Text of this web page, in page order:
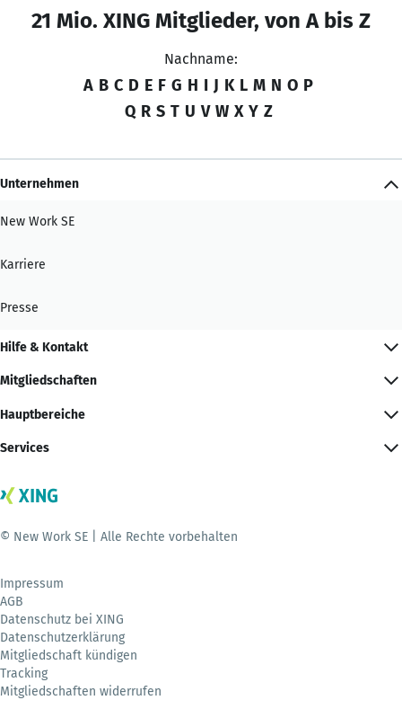
21 Mio. XING Mitglieder, von A bis Z
Nachname:
A B C D E F G H I J K L M N O P
Q R S T U V W X Y Z
Unternehmen
New Work SE
Karriere
Presse
Hilfe & Kontakt
Mitgliedschaften
Hauptbereiche
Services
© New Work SE | Alle Rechte vorbehalten
Impressum
AGB
Datenschutz bei XING
Datenschutzerklärung
Mitgliedschaft kündigen
Tracking
Mitgliedschaften widerrufen